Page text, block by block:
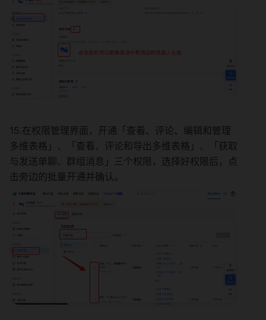
15.在权限管理界面，开通「查看、评论、编辑和管理
多维表格」、「查看、评论和导出多维表格」、「获取
与发送单聊、群组消息」三个权限，选择好权限后，点
击旁边的批量开通并确认。